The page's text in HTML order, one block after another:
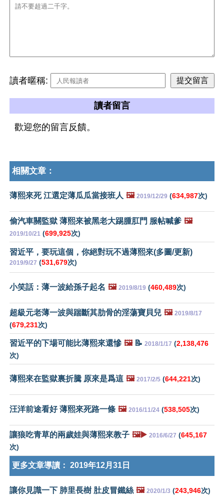
讀者暱稱:
讀者留言
歡迎您的留言反饋。
相關文章：
薄熙來死 江選定薄瓜瓜當接班人 🖼️ 2019/12/29 (634,987次)
偷汽車關監獄 薄熙來被黑老大踢腫肛門 服帖喊爹 🖼️
2019/10/21 (699,925次)
習近平，要玩這個，你絕對玩不過薄熙來(多圖/更新)
2019/9/27 (531,679次)
小笑話：薄一波給孫子起名 🖼️ 2019/8/19 (460,489次)
超級元老薄一波與踹斷其肋骨的淫蕩寶貝兒 🖼️ 2019/8/17
(679,231次)
習近平的下場可能比薄熙來還慘 🖼️📝 2018/1/17 (2,138,476
次)
薄熙來在監獄裏折騰 原來是爲這 🖼️ 2017/2/5 (644,221次)
汪洋前途看好 薄熙來死路一條 🖼️ 2016/11/24 (538,505次)
讓狼吃青草的兩歲娃與薄熙來教子 🖼️▶️ 2016/6/27 (645,167
次)
更多文章導讀： 2019年12月31日
讓你見識一下 肺里長樹 肚皮冒鐵絲 🖼️ 2020/1/3 (243,946次)